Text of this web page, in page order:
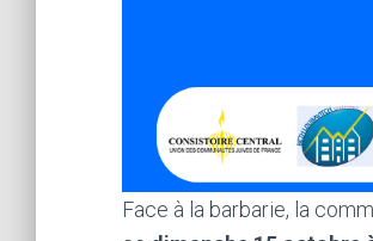
Face à la barbarie, la